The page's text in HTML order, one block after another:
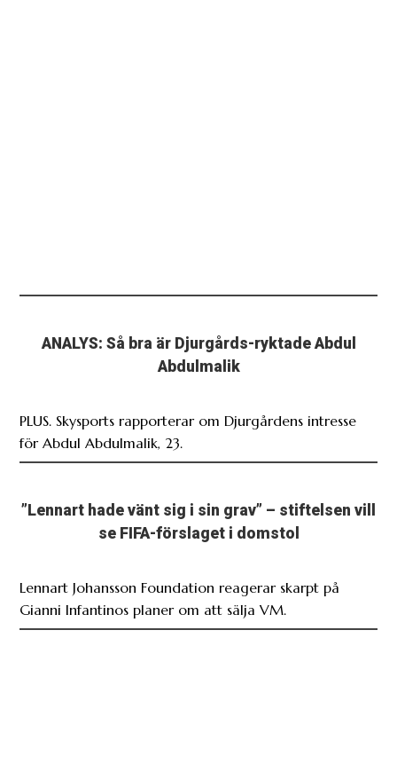
ANALYS: Så bra är Djurgårds-ryktade Abdul
Abdulmalik
PLUS. Skysports rapporterar om Djurgårdens intresse
för Abdul Abdulmalik, 23.
”Lennart hade vänt sig i sin grav” – stiftelsen vill
se FIFA-förslaget i domstol
Lennart Johansson Foundation reagerar skarpt på
Gianni Infantinos planer om att sälja VM.